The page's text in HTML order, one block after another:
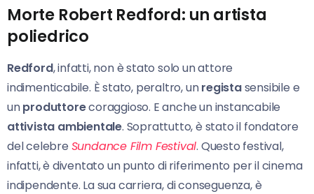
Morte Robert Redford: un artista
poliedrico
Redford, infatti, non è stato solo un attore
indimenticabile. È stato, peraltro, unregistasensibile e
unproduttorecoraggioso. E anche un instancabile
attivista ambientale. Soprattutto, è stato il fondatore
del celebre Sundance Film Festival. Questo festival,
infatti, è diventato un punto di riferimento per il cinema
indipendente. La sua carriera, di conseguenza, è